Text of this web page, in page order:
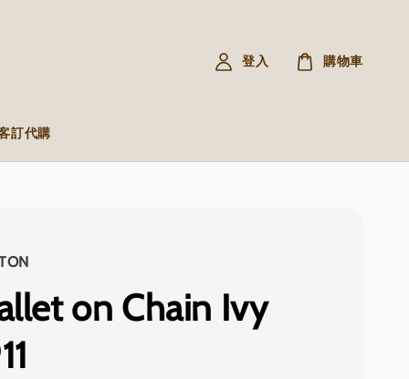
訂代購
登入 購物車
on Chain Ivy